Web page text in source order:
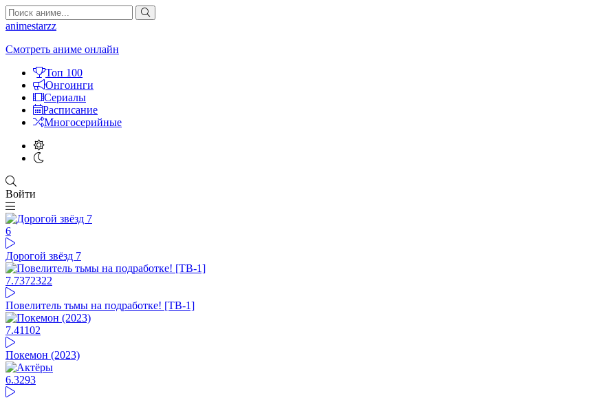
animestarzz
Смотреть аниме онлайн
Топ 100
Онгоинги
Сериалы
Расписание
Многосерийные
Войти
6
Дорогой звёзд 7
7.7372322
Повелитель тьмы на подработке! [ТВ-1]
7.41102
Покемон (2023)
6.3293